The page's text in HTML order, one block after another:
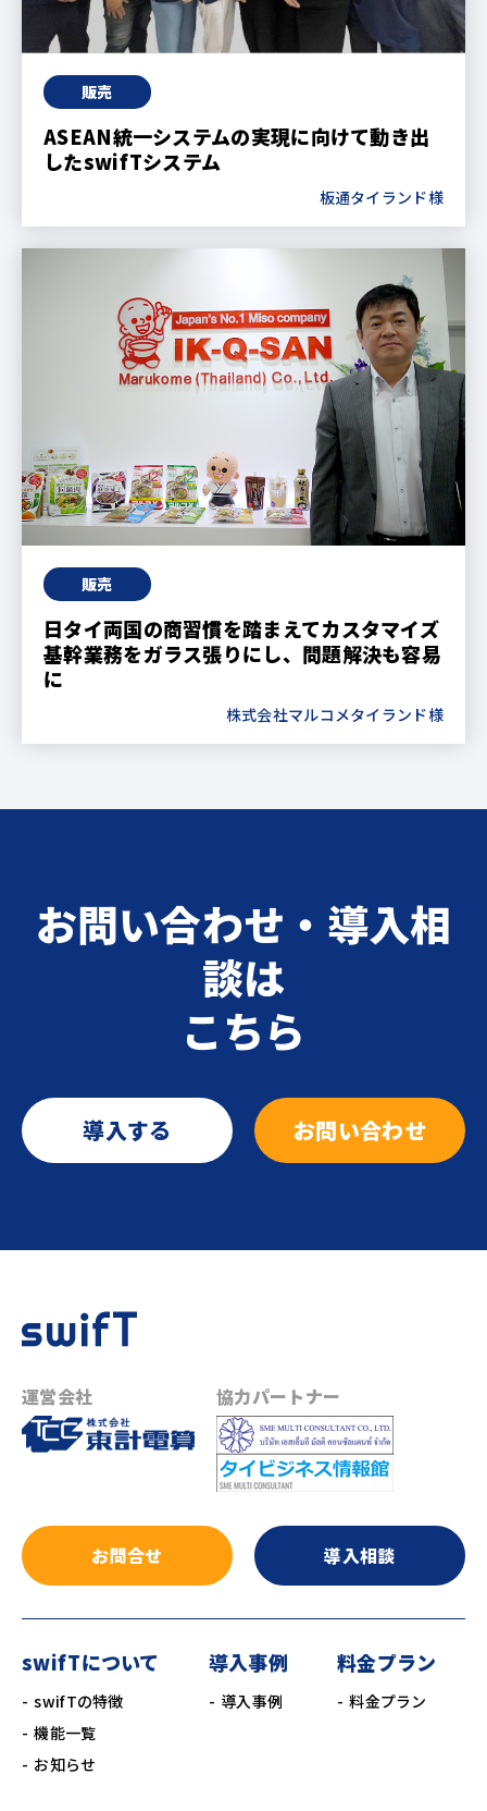
販売
ASEAN統一システムの実現に向けて動き出
したswifTシステム
板通タイランド様
販売
日タイ両国の商習慣を踏まえてカスタマイズ
基幹業務をガラス張りにし、問題解決も容易
に
株式会社マルコメタイランド様
お問い合わせ・導入相
談は
こちら
導入する お問い合わせ
運営会社 協力パートナー
お問合せ 導入相談
swifTについて
swifTの特徴
機能一覧
お知らせ
導入事例
導入事例
料金プラン
料金プラン